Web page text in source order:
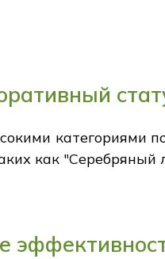
категориями
как "Серебряный